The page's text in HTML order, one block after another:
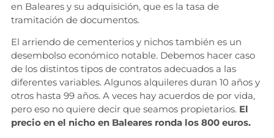
en Baleares y su adquisición, que es la tasa de
tramitación de documentos.
El arriendo de cementerios y nichos también es un
desembolso económico notable. Debemos hacer caso
de los distintos tipos de contratos adecuados a las
diferentes variables. Algunos alquileres duran 10 años y
otros hasta 99 años. A veces hay acuerdos de por vida,
pero eso no quiere decir que seamos propietarios. El
precio en el nicho en Baleares ronda los 800 euros.